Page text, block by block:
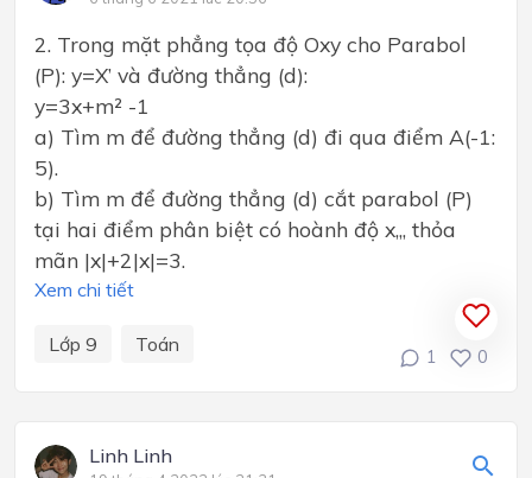
2. Trong mặt phẳng tọa độ Oxy cho Parabol
(P): y=X’ và đường thẳng (d):
y=3x+m² -1
a) Tìm m để đường thẳng (d) đi qua điểm A(-1:
5).
b) Tìm m để đường thẳng (d) cắt parabol (P)
tại hai điểm phân biệt có hoành độ x,,, thỏa
mãn |x|+2|x|=3.
Xem chi tiết
Lớp 9 Toán
1 0
Linh Linh